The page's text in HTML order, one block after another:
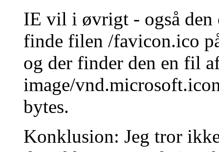
IE vil i øvrigt - også den
finde filen /favicon.ico
og der finder den en fil
image/
bytes.
Konklusion: Jeg tror